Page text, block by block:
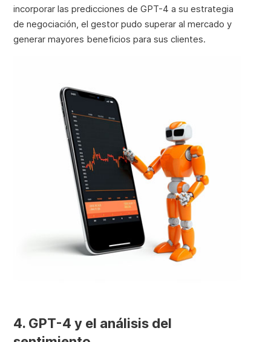
incorporar las predicciones de GPT-4 a su estrategia
de negociación, el gestor pudo superar al mercado y
generar mayores beneficios para sus clientes.
4. GPT-4 y el análisis del